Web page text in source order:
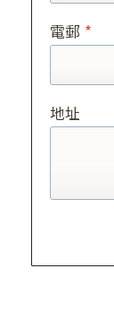
電郵 *
地址